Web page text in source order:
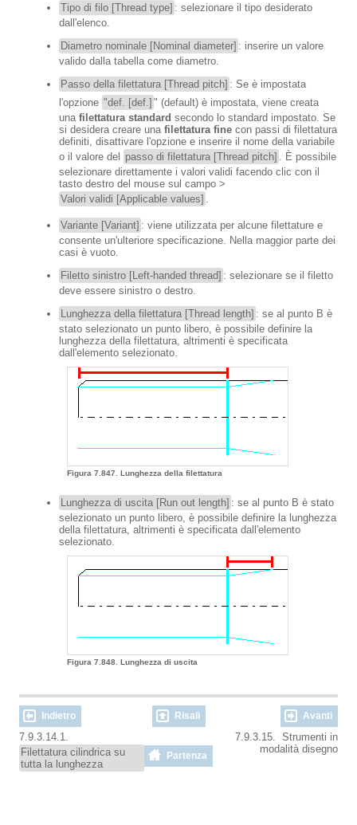
Tipo di filo [Thread type] : selezionare il tipo desiderato
dall'elenco.
Diametro nominale [Nominal diameter] : inserire un valore
valido dalla tabella come diametro.
Passo della filettatura [Thread pitch] : Se è impostata
l'opzione "def. [def.] " (default) è impostata, viene creata
una filettatura standard secondo lo standard impostato. Se
si desidera creare una filettatura fine con passi di filettatura
definiti, disattivare l'opzione e inserire il nome della variabile
o il valore del passo di filettatura [Thread pitch]
. È possibile
selezionare direttamente i valori validi facendo clic con il
tasto destro del mouse sul campo >
Valori validi [Applicable values]
Variante [Variant] : viene utilizzata per alcune filettature e
consente un'ulteriore specificazione. Nella maggior parte dei
casi è vuoto.
Filetto sinistro [Left-handed thread] : selezionare se il filetto
deve essere sinistro o destro.
Lunghezza della filettatura [Thread length] : se al punto B è
stato selezionato un punto libero, è possibile definire la
lunghezza della filettatura, altrimenti è specificata
dall'elemento selezionato.
Figura 7.847. Lunghezza della filettatura
Lunghezza di uscita [Run out length] : se al punto B è stato
selezionato un punto libero, è possibile definire la lunghezza
della filettatura, altrimenti è specificata dall'elemento
selezionato.
Figura 7.848. Lunghezza di uscita
Indietro Risali Avanti
7.9.3.14.1.
Filettatura cilindrica su
tutta la lunghezza
Partenza
7.9.3.15. Strumenti in
modalità disegno